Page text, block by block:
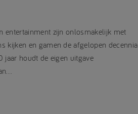
entertainment zijn onlosmakelijk met
kijken en gamen de afgelopen decennia
jaar houdt de eigen uitgave